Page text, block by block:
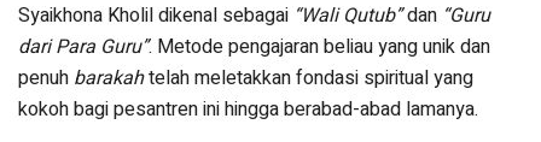
Syaikhona Kholil dikenal sebagai “Wali Qutub”dan “Guru
dari Para Guru”. Metode pengajaran beliau yang unik dan
penuh barakahtelah meletakkan fondasi spiritual yang
kokoh bagi pesantren ini hingga berabad-abad lamanya.